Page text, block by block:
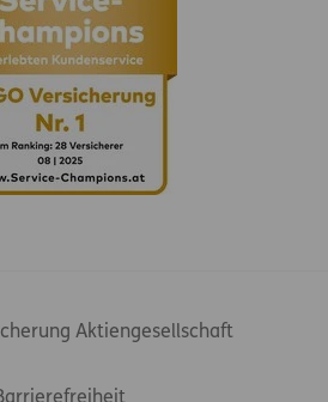
Aktiengesellschaft